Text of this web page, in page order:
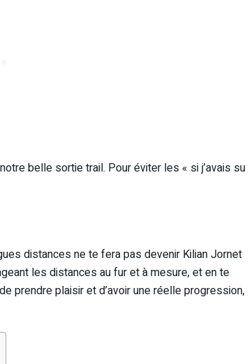
belle sortie trail. Pour éviter les « si j’avais su
distances ne te fera pas devenir Kilian Jornet
les distances au fur et à mesure, et en te
prendre plaisir et d’avoir une réelle progression,